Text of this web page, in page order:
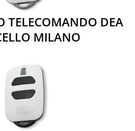
TELECOMANDO DEA
MILANO